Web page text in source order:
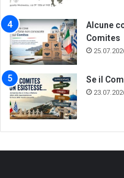
Alcune
Comites
Se il